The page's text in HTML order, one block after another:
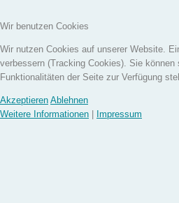
Wir benutzen Cookies
Wir nutzen Cookies auf unserer Website.
verbessern (Tracking Cookies). Sie
Funktionalitäten der Seite zur Verfügung
Akzeptieren Ablehnen
Weitere Informationen
Impressum